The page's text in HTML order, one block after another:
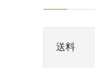
送料